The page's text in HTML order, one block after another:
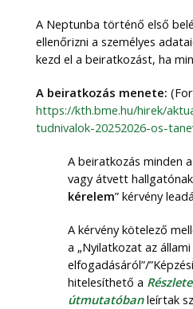
A Neptunba történő első
ellenőrizni a személyes
kezd el a beiratkozást, ha
A beiratkozás menete:
https://kth.bme.hu/hirek/
tudnivalok-20252026-os-
A beiratkozás minden a
vagy átvett
kérelem” kérvény
A kérvény kötelező
a „Nyilatkozat az
elfogadásáról”/
hitelesíthető a
útmutatóbanleírtak